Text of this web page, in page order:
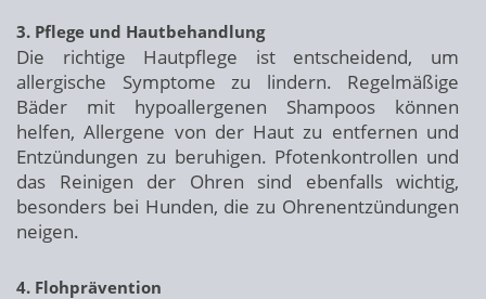
3. Pflege und Hautbehandlung
Die richtige Hautpflege ist entscheidend, um
allergische Symptome zu lindern. Regelmäßige
Bäder mit hypoallergenen Shampoos können
helfen, Allergene von der Haut zu entfernen und
Entzündungen zu beruhigen. Pfotenkontrollen und
das Reinigen der Ohren sind ebenfalls wichtig,
besonders bei Hunden, die zu Ohrenentzündungen
neigen.
4. Flohprävention